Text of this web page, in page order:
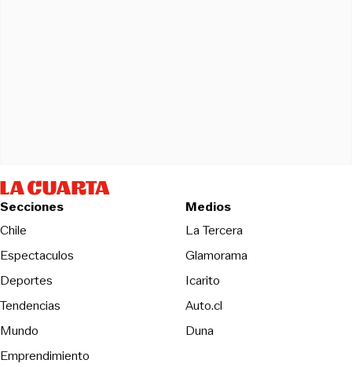
Secciones
Chile
Espectaculos
Deportes
Tendencias
Mundo
Emprendimiento
Medios
La TerceraOpens in new
Glamorama
Icarito
Auto.cl
DunaOpens in new window